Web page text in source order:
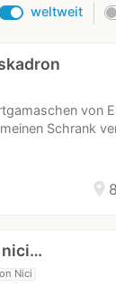
weltweit
von
Schrank
location_on
nici…
Nici